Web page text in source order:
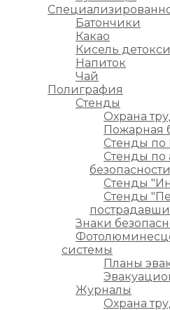
Батончики
Какао
Кисель
Напиток
Чай
Полиграфия
Стенды
Охрана
Пожарная
Стенды по
Стенды по
безопасности
Стенды
Стенды
Знаки
системы
Планы
Журналы
Охрана